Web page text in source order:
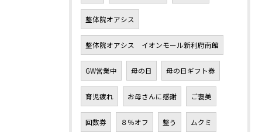
整体院オアシス
整体院オアシス イオンモール新利府南館
GW営業中 母の日 母の日ギフト券
育児疲れ お母さんに感謝 ご褒美
回数券 ８％オフ 整う ムクミ